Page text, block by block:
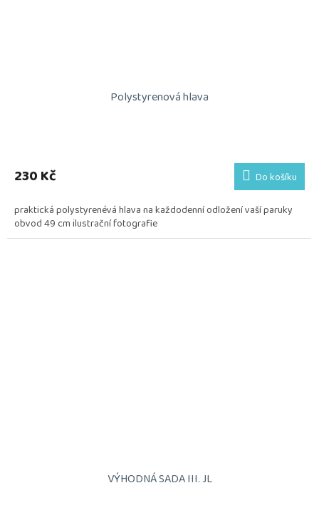
Polystyrenová hlava
230 Kč Do košíku
praktická polystyrenévá hlava na každodenní odložení vaší paruky
obvod 49 cm ilustrační fotografie
VÝHODNÁ SADA III. JL